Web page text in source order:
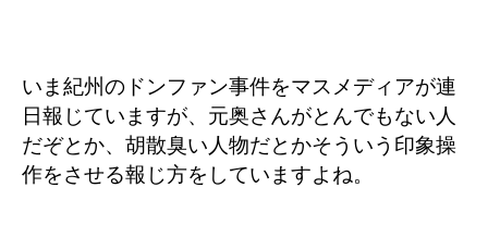
いま紀州のドンファン事件をマスメディアが連
日報じていますが、元奥さんがとんでもない人
だぞとか、胡散臭い人物だとかそういう印象操
作をさせる報じ方をしていますよね。